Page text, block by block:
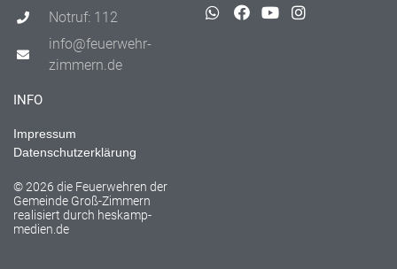
Notruf: 112
info@feuerwehr-
zimmern.de
INFO
Impressum
Datenschutzerklärung
© 2026 die Feuerwehren der
Gemeinde Groß-Zimmern
realisiert durch heskamp-
medien.de